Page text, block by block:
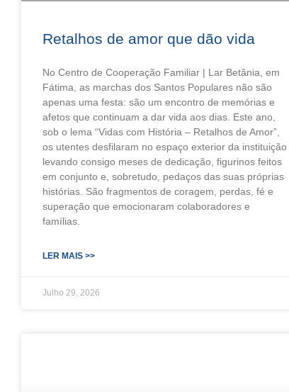
Retalhos de amor que dão vida
No Centro de Cooperação Familiar | Lar Betânia, em
Fátima, as marchas dos Santos Populares não são
apenas uma festa: são um encontro de memórias e
afetos que continuam a dar vida aos dias. Este ano,
sob o lema “Vidas com História – Retalhos de Amor”,
os utentes desfilaram no espaço exterior da instituição
levando consigo meses de dedicação, figurinos feitos
em conjunto e, sobretudo, pedaços das suas próprias
histórias. São fragmentos de coragem, perdas, fé e
superação que emocionaram colaboradores e
famílias.
LER MAIS >>
Julho 29, 2026